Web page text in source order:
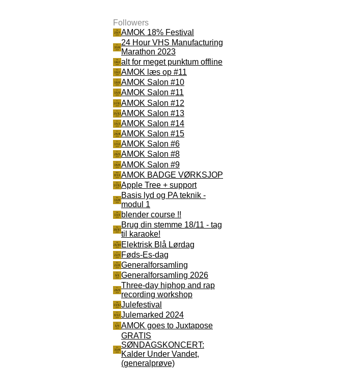
Followers
AMOK 18% Festival
24 Hour VHS Manufacturing
Marathon 2023
alt for meget punktum offline
AMOK læs op #11
AMOK Salon #10
AMOK Salon #11
AMOK Salon #12
AMOK Salon #13
AMOK Salon #14
AMOK Salon #15
AMOK Salon #6
AMOK Salon #8
AMOK Salon #9
AMOK BADGE VØRKSJOP
Apple Tree + support
Basis lyd og PA teknik -
modul 1
blender course !!
Brug din stemme 18/11 - tag
til karaoke!
Elektrisk Blå Lørdag
Føds-Es-dag
Generalforsamling
Generalforsamling 2026
Three-day hiphop and rap
recording workshop
Julefestival
Julemarked 2024
AMOK goes to Juxtapose
GRATIS
SØNDAGSKONCERT:
Kalder Under Vandet,
(generalprøve)